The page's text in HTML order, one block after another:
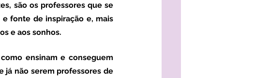
são os professores que se
fonte de inspiração e, mais
e aos sonhos.
já não serem professores de